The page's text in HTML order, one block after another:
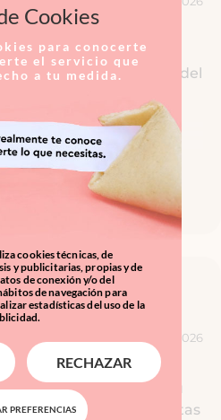
Planas fue una
y más en las manos del
su trabajo con
30/03/2026
10. Laura y Sonia, de su
sido amables y atentas
Cookies
para conocerte
el servicio que
a tu medida.
cookies técnicas, de
y publicitarias, propias y de
de conexión y/o del
de navegación para
estadísticas del uso de la
RECHAZAR
PREFERENCIAS